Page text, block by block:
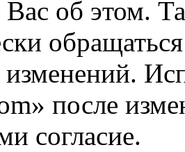
Вас об этом.
изменений.
после
согласие.